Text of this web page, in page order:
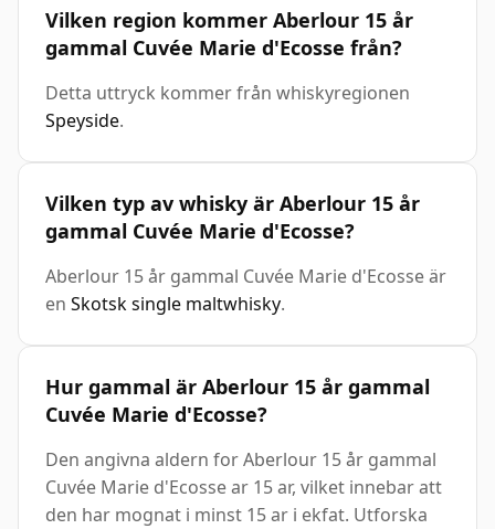
Vilken region kommer Aberlour 15 år
gammal Cuvée Marie d'Ecosse från?
Detta uttryck kommer från whiskyregionen
Speyside.
Vilken typ av whisky är Aberlour 15 år
gammal Cuvée Marie d'Ecosse?
Aberlour 15 år gammal Cuvée Marie d'Ecosse är
en Skotsk single maltwhisky.
Hur gammal är Aberlour 15 år gammal
Cuvée Marie d'Ecosse?
Den angivna aldern for Aberlour 15 år gammal
Cuvée Marie d'Ecosse ar 15 ar, vilket innebar att
den har mognat i minst 15 ar i ekfat. Utforska